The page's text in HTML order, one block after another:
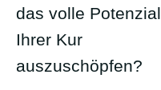
das volle Potenzial
Ihrer Kur
auszuschöpfen?